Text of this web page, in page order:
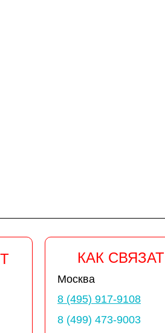
КАК
Москва
8 (495) 917-9108
8 (499) 473-9003